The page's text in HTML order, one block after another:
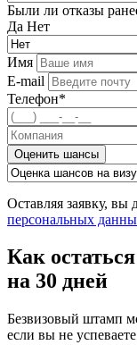
Были ли отказы
Да Нет
Имя
E-mail
Телефон*
Оценить шансы
Оставляя заявку, вы
персональных
Как
на 30 дней
Безвизовый штамп
если вы не